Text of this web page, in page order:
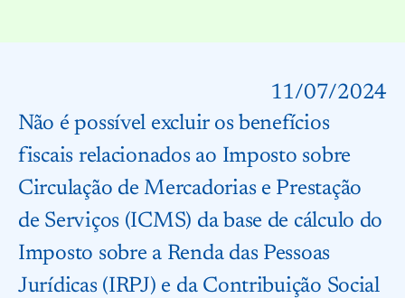
11/07/2024
Não é possível excluir os benefícios
fiscais relacionados ao Imposto sobre
Circulação de Mercadorias e Prestação
de Serviços (ICMS) da base de cálculo do
Imposto sobre a Renda das Pessoas
Jurídicas (IRPJ) e da Contribuição Social